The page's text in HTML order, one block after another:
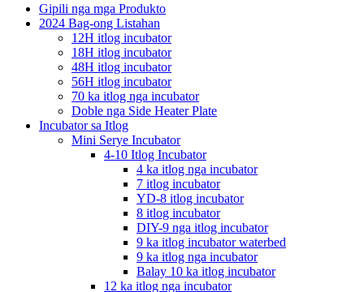
Gipili nga mga Produkto
2024 Bag-ong Listahan
12H itlog incubator
18H itlog incubator
48H itlog incubator
56H itlog incubator
70 ka itlog nga incubator
Doble nga Side Heater Plate
Incubator sa Itlog
Mini Serye Incubator
4-10 Itlog Incubator
4 ka itlog nga incubator
7 itlog incubator
YD-8 itlog incubator
8 itlog incubator
DIY-9 nga itlog incubator
9 ka itlog incubator waterbed
9 ka itlog nga incubator
Balay 10 ka itlog incubator
12 ka itlog nga incubator